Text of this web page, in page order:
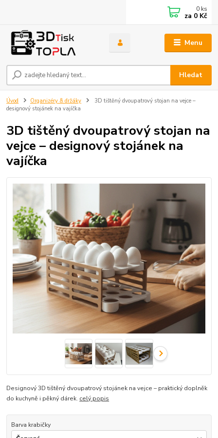
Menu
Hledat
0 ks
za 0 Kč
Úvod Organizéry & držáky
3D tištěný dvoupatrový stojan na vejce –
designový stojánek na vajíčka
3D tištěný dvoupatrový stojan na
vejce – designový stojánek na
vajíčka
Designový 3D tištěný dvoupatrový stojánek na vejce – praktický doplněk
do kuchyně i pěkný dárek. celý popis
Barva krabičky